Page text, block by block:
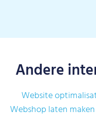
Andere
Website
Webshop laten maken